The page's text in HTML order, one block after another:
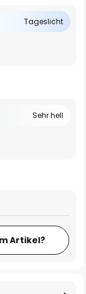
Tageslicht
Sehr hell
Artikel?